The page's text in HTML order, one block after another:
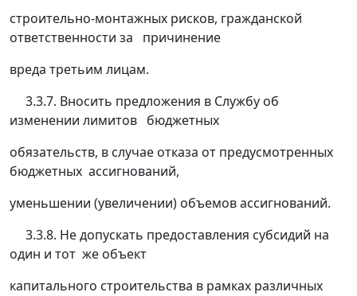
строительно-монтажных рисков, гражданской
ответственности за причинение
вреда третьим лицам.
3.3.7. Вносить предложения в Службу об
изменении лимитов бюджетных
обязательств, в случае отказа от предусмотренных
бюджетных ассигнований,
уменьшении (увеличении) объемов ассигнований.
3.3.8. Не допускать предоставления субсидий на
один и тот же объект
капитального строительства в рамках различных